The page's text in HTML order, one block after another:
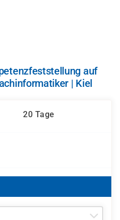
auf
| Kiel
20 Tage